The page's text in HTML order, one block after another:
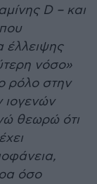
D – και
έλλειψης
νόσο»
ρόλο στην
ιογενών
θεωρώ ότι
όσο